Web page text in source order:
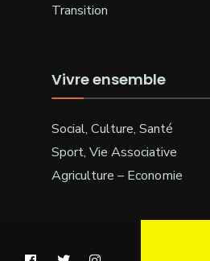
Transition
Vivre ensemble
Social, Culture, Santé
Sport, Vie Associative
Agriculture – Economie